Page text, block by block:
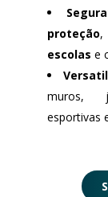
proteção,
escolas e
muros,
esportivas